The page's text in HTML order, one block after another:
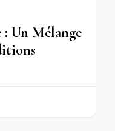
Un Mélange